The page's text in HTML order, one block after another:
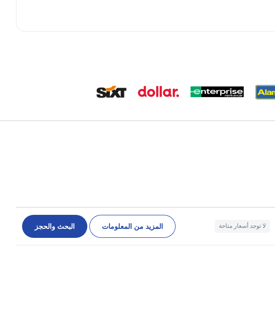
لا توجد أسعار متاحة المزيد من المعلومات البحث والحجز